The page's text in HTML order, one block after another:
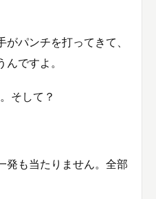
パンチを打ってきて、
ですよ。
そして？
発も当たりません。全部